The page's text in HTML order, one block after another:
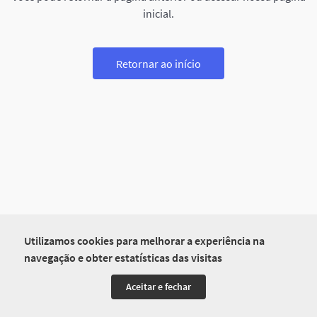
Utilizamos cookies para melhorar a experiência na
navegação e obter estatísticas das visitas
Aceitar e fechar
inicial.
Retornar ao início